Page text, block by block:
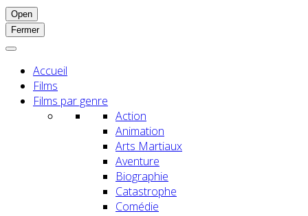
Open
Fermer
Accueil
Films
Films par genre
Action
Animation
Arts Martiaux
Aventure
Biographie
Catastrophe
Comédie